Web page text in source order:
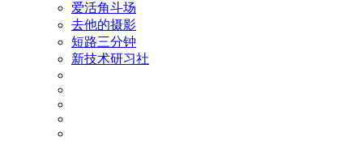
爱活角斗场
去他的摄影
短路三分钟
新技术研习社